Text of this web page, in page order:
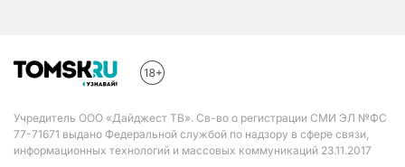
Учредитель ООО «Дайджест ТВ». Св-во о регистрации СМИ ЭЛ №ФС
77-71671 выдано Федеральной службой по надзору в сфере связи,
информационных технологий и массовых коммуникаций 23.11.2017